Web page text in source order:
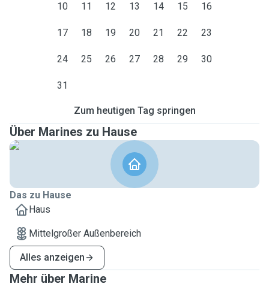
10 11 12 13 14 15 16
17 18 19 20 21 22 23
24 25 26 27 28 29 30
31
Zum heutigen Tag springen
Über Marines zu Hause
Das zu Hause
Haus
Mittelgroßer Außenbereich
Alles anzeigen
Mehr über Marine